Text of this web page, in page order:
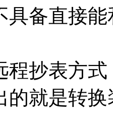
具备直接
程抄表方
的就是转